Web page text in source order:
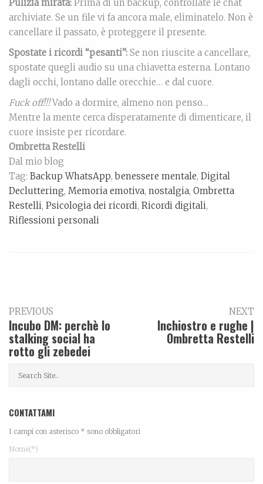
Pulizia mirata: Prima di un backup, controllate le chat
archiviate. Se un file vi fa ancora male, eliminatelo. Non è
cancellare il passato, è proteggere il presente.
Spostate i ricordi “pesanti”: Se non riuscite a cancellare,
spostate quegli audio su una chiavetta esterna. Lontano
dagli occhi, lontano dalle orecchie… e dal cuore.
Fuck off!!!Vado a dormire, almeno non penso…
Mentre la mente cerca disperatamente di dimenticare, il
cuore insiste per ricordare.
Ombretta Restelli
Dal mio blog
Tag: Backup WhatsApp, benessere mentale, Digital
Decluttering, Memoria emotiva, nostalgia, Ombretta
Restelli, Psicologia dei ricordi, Ricordi digitali,
Riflessioni personali
PREVIOUS
Incubo DM: perchè lo
stalking social ha
rotto gli zebedei
NEXT
Inchiostro e rughe |
Ombretta Restelli
CONTATTAMI
I campi con asterisco * sono obbligatori
Nome(*)